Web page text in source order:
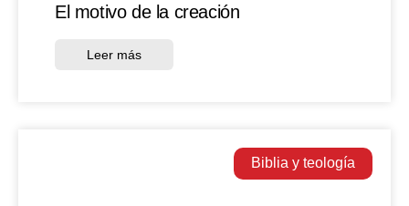
El motivo de la creación
Leer más
Biblia y teología